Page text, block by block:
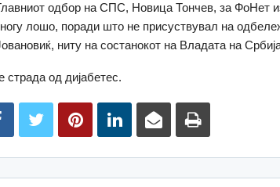
одбор на СПС, Новица Тончев, за ФоНет
лошо, поради што не присуствувал на
ниту на состанокот на Владата на
страда од дијабетес.